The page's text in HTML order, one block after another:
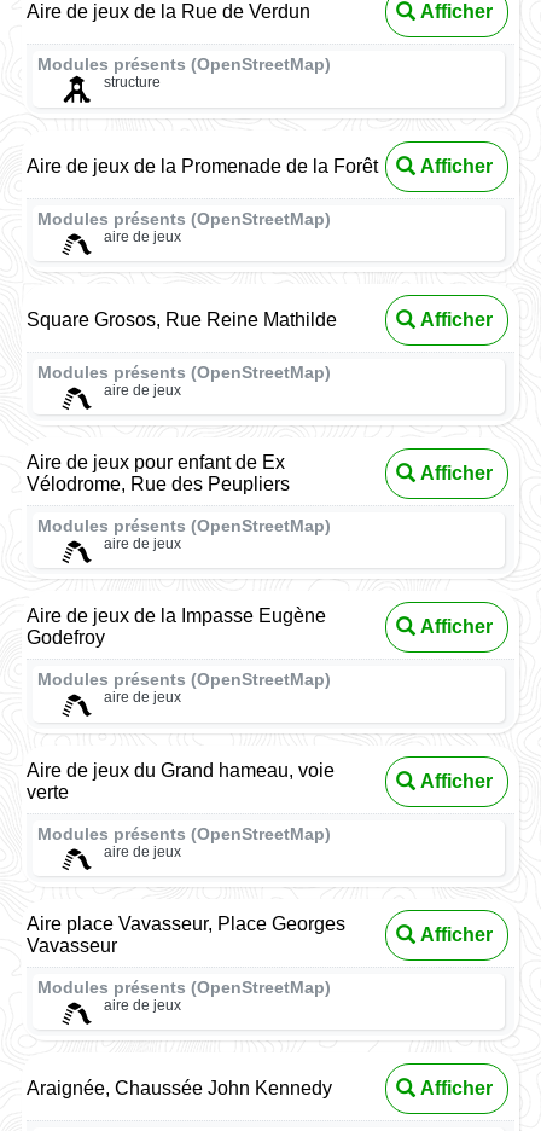
Aire de jeux de la Rue de Verdun Afficher
Modules présents (OpenStreetMap)
structure
Aire de jeux de la Promenade de la Forêt Afficher
Modules présents (OpenStreetMap)
aire de jeux
Square Grosos, Rue Reine Mathilde Afficher
Modules présents (OpenStreetMap)
aire de jeux
Aire de jeux pour enfant de Ex
Vélodrome, Rue des Peupliers
Afficher
Modules présents (OpenStreetMap)
aire de jeux
Aire de jeux de la Impasse Eugène
Godefroy
Afficher
Modules présents (OpenStreetMap)
aire de jeux
Aire de jeux du Grand hameau, voie
verte
Afficher
Modules présents (OpenStreetMap)
aire de jeux
Aire place Vavasseur, Place Georges
Vavasseur
Afficher
Modules présents (OpenStreetMap)
aire de jeux
Araignée, Chaussée John Kennedy Afficher